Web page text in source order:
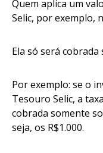
Quem aplica um
Selic, por exemplo,
Ela só será
Por exemplo: se o
Tesouro Selic, a
cobrada somente
seja, os R$1.000.